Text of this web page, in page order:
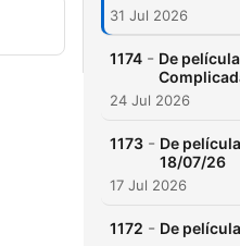
31 Jul 2026
1174 - De
24 Jul 2026
1173 - De
18/07/26
17 Jul 2026
1172 - De